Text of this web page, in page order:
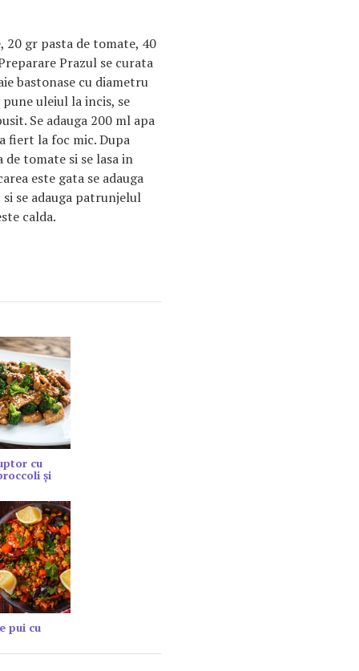
20 gr pasta de tomate, 40
Prazul se curata
bastonase cu diametru
uleiul la incis, se
Se adauga 200 ml apa
fiert la foc mic. Dupa
de tomate si se lasa in
este gata se adauga
si se adauga patrunjelul
calda.
cu
și
pui cu